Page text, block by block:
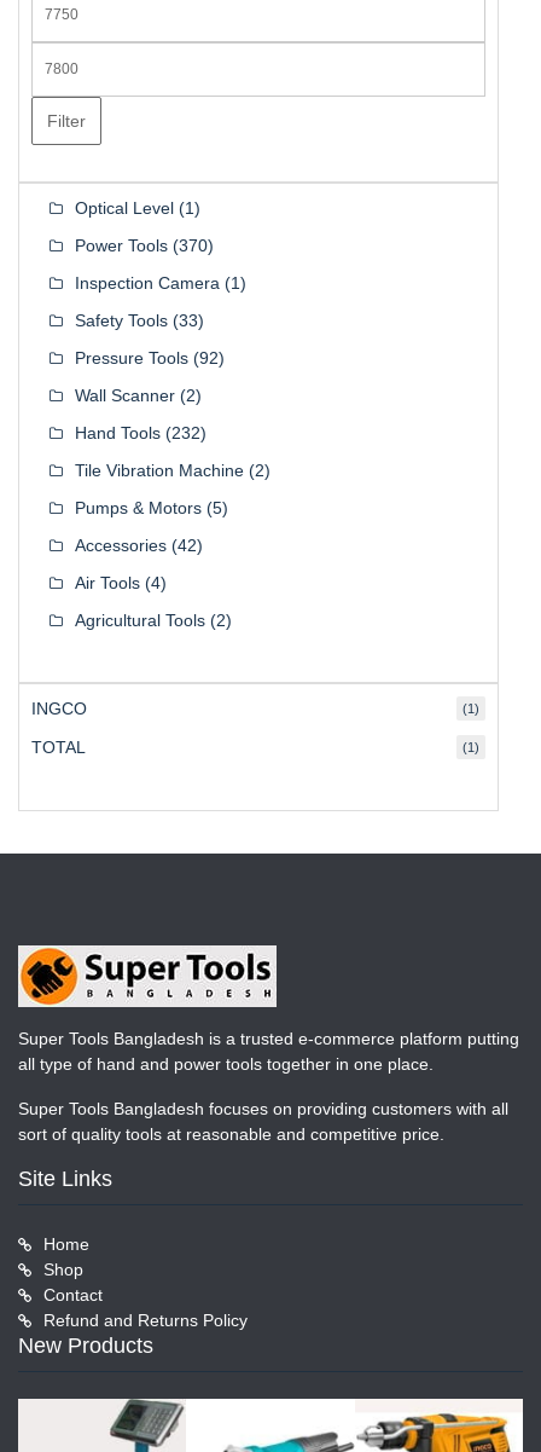
price
price
Filter
Optical Level (1)
Power Tools (370)
Inspection Camera (1)
Safety Tools (33)
Pressure Tools (92)
Wall Scanner (2)
Hand Tools (232)
Tile Vibration Machine (2)
Pumps & Motors (5)
Accessories (42)
Air Tools (4)
Agricultural Tools (2)
INGCO (1)
TOTAL (1)
Super Tools Bangladesh is a trusted e-commerce platform putting
all type of hand and power tools together in one place.
Super Tools Bangladesh focuses on providing customers with all
sort of quality tools at reasonable and competitive price.
Site Links
Home
Shop
Contact
Refund and Returns Policy
New Products